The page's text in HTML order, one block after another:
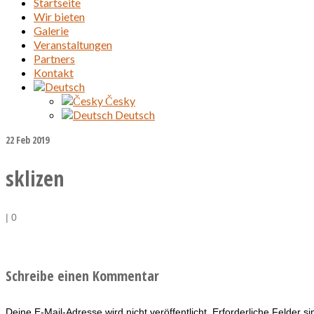
Wir bieten
Galerie
Veranstaltungen
Partners
Kontakt
Česky
Deutsch
22 Feb 2019
sklizen
| 0
Schreibe einen Kommentar
Deine E-Mail-Adresse wird nicht veröffentlicht. Erforderliche Felder